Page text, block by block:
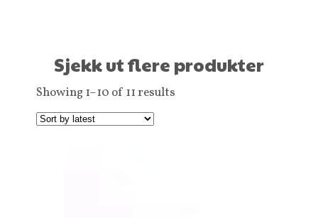
Sjekk ut flere produkter
Showing 1–10 of 11 results